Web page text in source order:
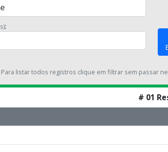
:
Para listar todos registros clique em filtrar sem passar
# 01